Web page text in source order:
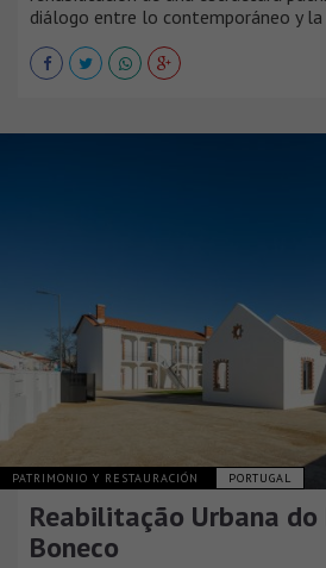
diálogo entre lo contemporáneo y la
PATRIMONIO Y RESTAURACIÓN PORTUGAL
Reabilitação Urbana do
Boneco